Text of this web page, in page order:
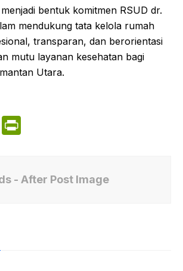
bentuk komitmen RSUD dr.
mendukung tata kelola rumah
transparan, dan berorientasi
mutu layanan kesehatan bagi
Utara.
X
Fr
- After Post Image